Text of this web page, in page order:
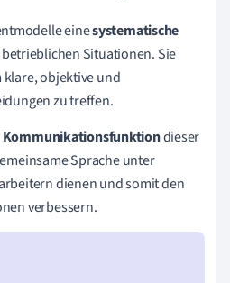
einesystematische
Situationen. Sie
klare, objektive und
zu treffen.
Kommunikationsfunktiondieser
Sprache unter
dienen und somit den
verbessern.